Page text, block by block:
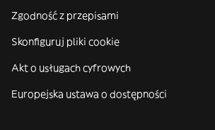
Zgodność z przepisami
Skonfiguruj pliki cookie
Akt o usługach cyfrowych
Europejska ustawa o dostępności